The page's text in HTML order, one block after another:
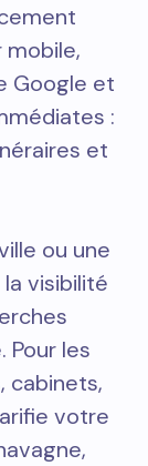
mobile,
Google et
:
et
ou une
visibilité
Pour les
cabinets,
votre